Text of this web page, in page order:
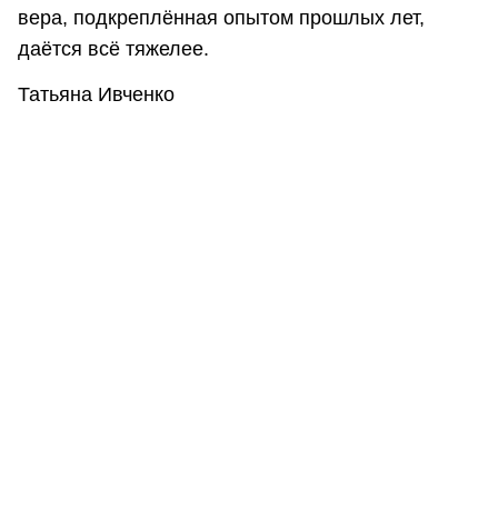
вера, подкреплённая опытом прошлых лет,
даётся всё тяжелее.
Татьяна Ивченко